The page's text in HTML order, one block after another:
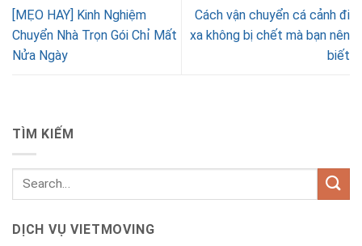
[MẸO HAY] Kinh Nghiệm
Chuyển Nhà Trọn Gói Chỉ Mất
Nửa Ngày
Cách vận chuyển cá cảnh đi
xa không bị chết mà bạn nên
biết
TÌM KIẾM
DỊCH VỤ VIETMOVING